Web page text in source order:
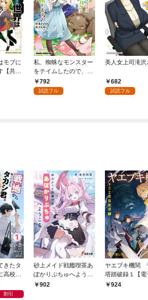
モブに
【共和
私、蜘蛛なモンスター
をテイムしたので、ス
パイダーシルクで裁縫
を頑張ります！ 1
792
試読フル
美人女上司滝沢
682
試読フル
きたタ
高校生
子版
割引
砂上メイド戦艦喫茶あ
ぽかりぷちゅへようこ
そ902
ヤエブキ機関
塔踏破録１【電
版】924